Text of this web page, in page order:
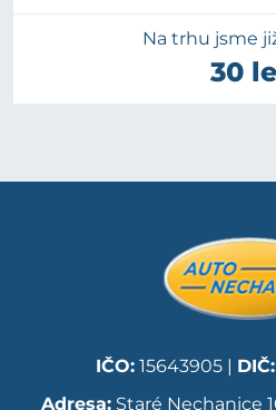
Na trhu jsme
30
IČO:15643905 | DIČ:
Adresa:Staré Nechanice